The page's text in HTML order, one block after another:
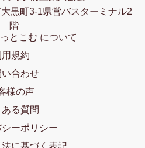
黒町3-1県営バスターミナル2
階
とこむ について
規約
い合わせ
様の声
ある質問
ーポリシー
に基づく表記